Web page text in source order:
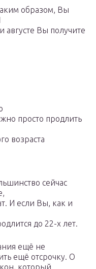
образом, Вы
Вы получите
просто продлить
возраста
сейчас
И если Вы, как и
до 22-х лет.
ещё не
ещё отсрочку. О
который